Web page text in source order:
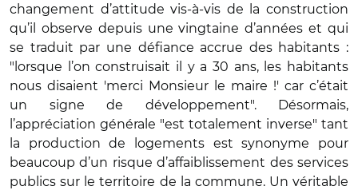
changement d’attitude vis-à-vis de la construction
qu’il observe depuis une vingtaine d’années et qui
se traduit par une défiance accrue des habitants :
"lorsque l’on construisait il y a 30 ans, les habitants
nous disaient 'merci Monsieur le maire !' car c’était
un signe de développement". Désormais,
l’appréciation générale "est totalement inverse" tant
la production de logements est synonyme pour
beaucoup d’un risque d’affaiblissement des services
publics sur le territoire de la commune. Un véritable